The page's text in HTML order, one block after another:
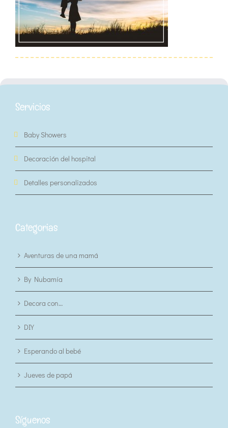
Servicios
Baby Showers
Decoración del hospital
Detalles personalizados
Categorias
Aventuras de una mamá
By Nubamía
Decora con…
DIY
Esperando al bebé
Jueves de papá
Síguenos